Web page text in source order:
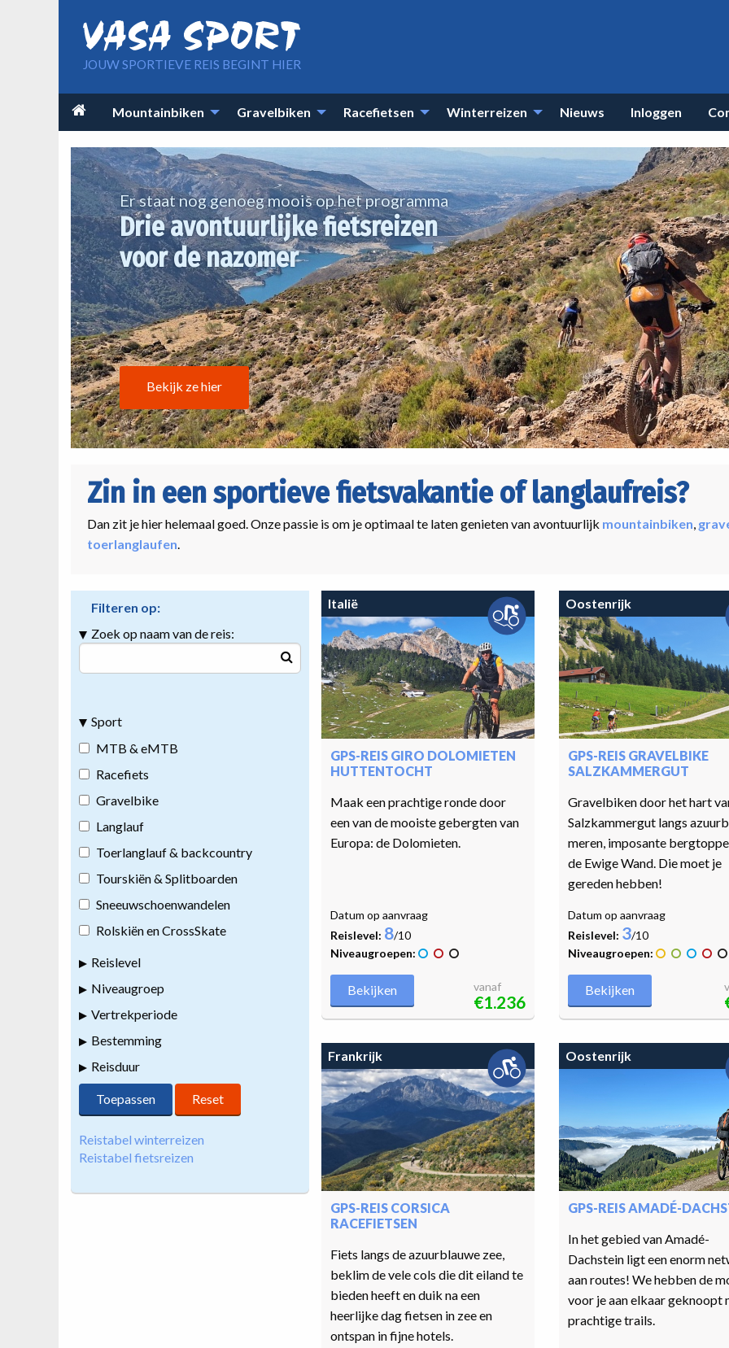
JOUW SPORTIEVE REIS BEGINT HIER
Main
navigation
 Mountainbiken Gravelbiken Racefietsen Winterreizen Nieuws Inloggen
Er staat nog genoeg moois op het programma
Drie avontuurlijke fietsreizen
voor de nazomer
Bekijk ze hier
Zin in een sportieve fietsvakantie of langlaufreis?
Dan zit je hier helemaal goed. Onze passie is om je optimaal te laten genieten van avontuurlijk mountainbiken,
toerlanglaufen.
Filteren op:
Zoek op naam van de reis:
Sport
MTB & eMTB
Racefiets
Gravelbike
Langlauf
Toerlanglauf & backcountry
Tourskiën & Splitboarden
Sneeuwschoenwandelen
Rolskiën en CrossSkate
Reislevel
Niveaugroep
Vertrekperiode
Bestemming
Reisduur
Reistabel winterreizen
Reistabel fietsreizen
Italië
GPS-REIS GIRO DOLOMIETEN
HUTTENTOCHT
Maak een prachtige ronde door
een van de mooiste gebergten van
Europa: de Dolomieten.
Datum op aanvraag
Reislevel: 8/10
Niveaugroepen:
Bekijken vanaf
€1.236
Oostenrijk
GPS-REIS GRAVELBIKE
SALZKAMMERGUT
Gravelbiken door het hart
Salzkammergut langs
meren, imposante
de Ewige Wand. Die moet je
gereden hebben!
Datum op aanvraag
Reislevel: 3/10
Niveaugroepen:
Bekijken
Frankrijk
GPS-REIS CORSICA
RACEFIETSEN
Fiets langs de azuurblauwe zee,
beklim de vele cols die dit eiland te
bieden heeft en duik na een
heerlijke dag fietsen in zee en
ontspan in fijne hotels.
Oostenrijk
GPS-REIS AMADÉ-
In het gebied van Amadé-
Dachstein ligt een enorm
aan routes! We hebben de
voor je aan elkaar geknoopt
prachtige trails.